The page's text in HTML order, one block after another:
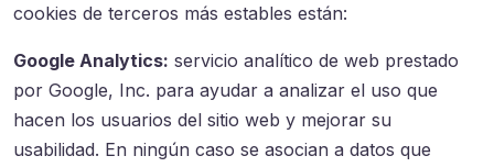
cookies de terceros más estables están:
Google Analytics: servicio analítico de web prestado
por Google, Inc. para ayudar a analizar el uso que
hacen los usuarios del sitio web y mejorar su
usabilidad. En ningún caso se asocian a datos que